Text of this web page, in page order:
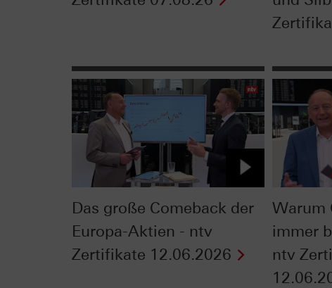
Das große Comeback der
Europa-Aktien - ntv
Zertifikate 12.06.2026
Warum
immer
ntv